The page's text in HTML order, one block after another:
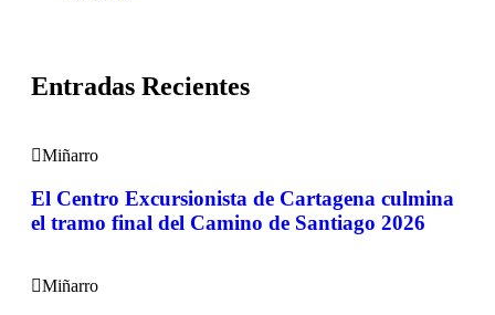
Entradas Recientes
Miñarro
El Centro Excursionista de Cartagena culmina
el tramo final del Camino de Santiago 2026
Miñarro